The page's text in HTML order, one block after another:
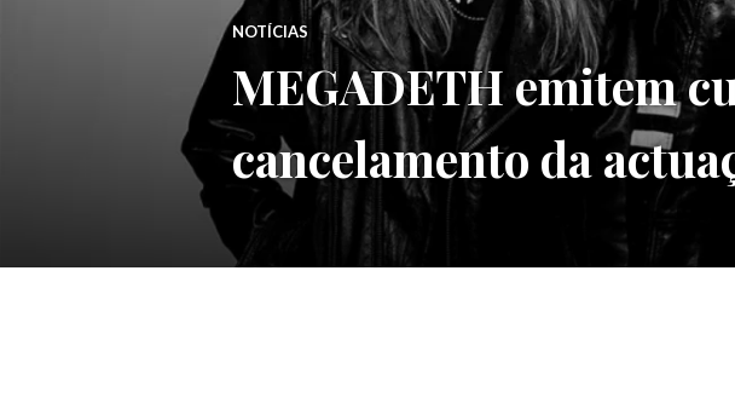
NOTÍCIAS
MEGADETH emitem
cancelamento da